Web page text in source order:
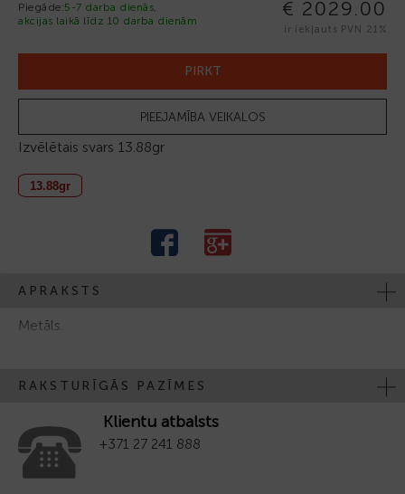
Piegāde:5-7 darba dienās,
akcijas laikā līdz 10 darba dienām
€ 2029.00
ir iekļauts PVN 21%
PIRKT
PIEEJAMĪBA VEIKALOS
Izvēlētais svars 13.88gr
13.88gr
APRAKSTS
Metāls.
RAKSTURĪGĀS PAZĪMES
Klientu atbalsts
+371 27 241 888